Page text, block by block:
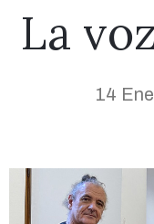
La
14